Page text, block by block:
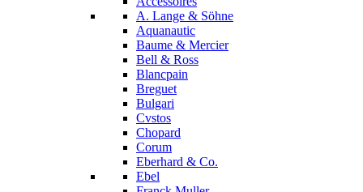
A. Lange & Söhne
Aquanautic
Baume & Mercier
Bell & Ross
Blancpain
Breguet
Bulgari
Cvstos
Chopard
Corum
Eberhard & Co.
Ebel